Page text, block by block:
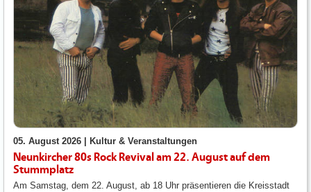
05. August 2026 | Kultur & Veranstaltungen
Neunkircher 80s Rock Revival am 22. August auf dem
Stummplatz
Am Samstag, dem 22. August, ab 18 Uhr präsentieren die Kreisstadt